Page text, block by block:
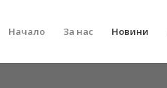
Начало За нас Новини